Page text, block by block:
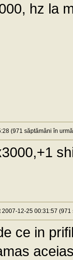
hz la
(971 săptămâni în
2007-12-25 00:31:57 (971
ce in